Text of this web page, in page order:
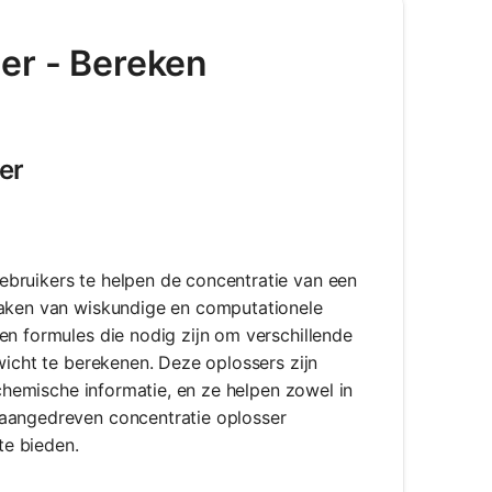
- Bereken
te helpen de concentratie van een
van wiskundige en computationele
formules die nodig zijn om verschillende
te berekenen. Deze oplossers zijn
informatie, en ze helpen zowel in
concentratie oplosser
bieden.